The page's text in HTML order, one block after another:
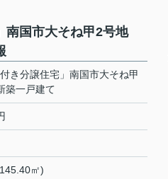
南国市大そね甲2号地
付き分譲住宅」南国市大そね甲
一戸建て
㎡)